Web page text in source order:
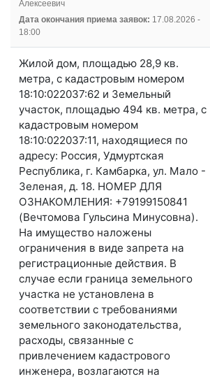
Алексеевич
Дата окончания приема заявок: 17.08.2026 -
18:00
Жилой дом, площадью 28,9 кв.
метра, с кадастровым номером
18:10:022037:62 и Земельный
участок, площадью 494 кв. метра, с
кадастровым номером
18:10:022037:11, находящиеся по
адресу: Россия, Удмуртская
Республика, г. Камбарка, ул. Мало -
Зеленая, д. 18. НОМЕР ДЛЯ
ОЗНАКОМЛЕНИЯ: +79199150841
(Вечтомова Гульсина Минусовна).
На имущество наложены
ограничения в виде запрета на
регистрационные действия. В
случае если граница земельного
участка не установлена в
соответствии с требованиями
земельного законодательства,
расходы, связанные с
привлечением кадастрового
инженера, возлагаются на